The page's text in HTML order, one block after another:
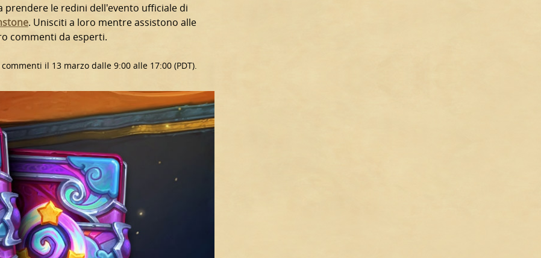
le redini dell'evento ufficiale di
. Unisciti a loro mentre assistono alle
commenti da esperti.
il 13 marzo dalle 9:00 alle 17:00 (PDT).